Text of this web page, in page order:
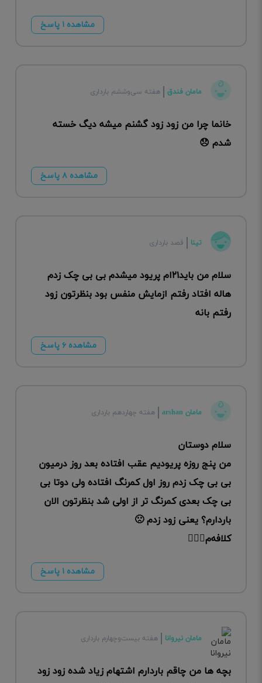
مشاهده ۱ پاسخ
مامان فندق هفته سی‌وششم بارداری
خانما چرا من زود زود گشنم میشه دیگ خسته
شدم 😞
مشاهده ۸ پاسخ
تینا قصد بارداری
سلام من باید۲۱ام پریود میشدم بی بی چک زدم
هاله افتاد رفتم ازمایش منفس بود بنظرتون زود
رفتم بانه
مشاهده ۶ پاسخ
مامان arshan هفته چهاردهم بارداری
سلام دوستان
من پنج روزه پریودیم عقب افتاده بعد روز درمیون
بی بی چک زدم روز اول کمرنگ افتاده ولی دوتا بی
بی چک بعدی کمرنگ تر از اولی شد بنظرتون الان
باردارم؟ یعنی زود زدم 🙁
کلافه‌م🤦🏻‍♀️
مشاهده ۱ پاسخ
مامان نیروانا هفته بیست‌وچهارم بارداری
بچه ها من چاقم باردارم اشتهام زیاد شده زود زود